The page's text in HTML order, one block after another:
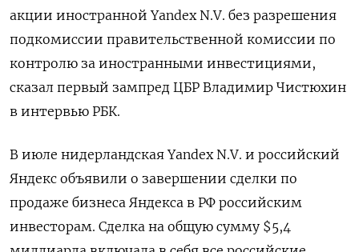
акции иностранной Yandex N.V. без разрешения
подкомиссии правительственной комиссии по
контролю за иностранными инвестициями,
сказал первый зампред ЦБР Владимир Чистюхин
в интервью РБК.
В июле нидерландская Yandex N.V. и российский
Яндекс объявили о завершении сделки по
продаже бизнеса Яндекса в РФ российским
инвесторам. Сделка на общую сумму $5,4